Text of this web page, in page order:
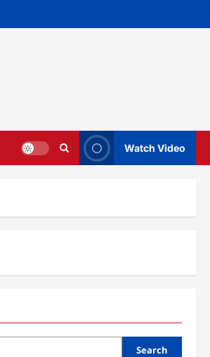
Watch Video
Search